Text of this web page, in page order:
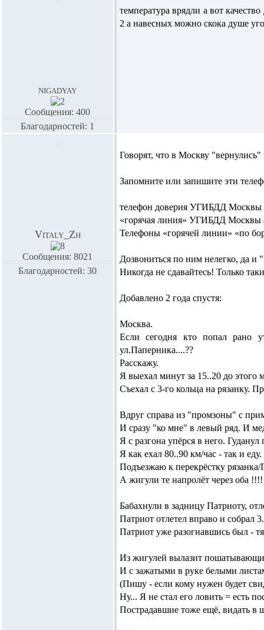
nigadyay
Сообщения: 400
Благодарностей: 1
температура врядли а вот
2 а навесных можно скока душе
Vitaly_Zh
Сообщения: 8021
Благодарностей: 30
Говорят, что в Москву "вернулись"
Запомните или запишите эти
телефон доверия УГИБДД Москвы
«горячая линия» УГИБДД Москвы
Телефоны «горячей линии» «по
Дозвониться по ним нелегко, да и
Никогда не сдавайтесь! Только
Добавлено 2 года спустя:
Москва.
Если сегодня кто попал рано
ул.Паперника....??
Расскажу.
Я выехал минут за 15..20 до этого
Съехал с 3-го кольца на рязанку.
Вдруг справа из "промзоны" с
И сразу "ко мне" в левый ряд. И
Я с разгона упёрся в него.
Я как ехал 80..90 км/час - так и еду.
Подъезжаю к перекрёстку
А жигули те напролёт через оба
Бабахнули в задницу Патриоту,
Патриот отлетел вправо и собрал
Патриот уже разогнавшись был -
Из жигулей вылазит
И с зажатыми в руке белыми
(Пишу - если кому нужен будет
Ну... Я не стал его ловить = есть
Пострадавшие тоже ещё, видать в